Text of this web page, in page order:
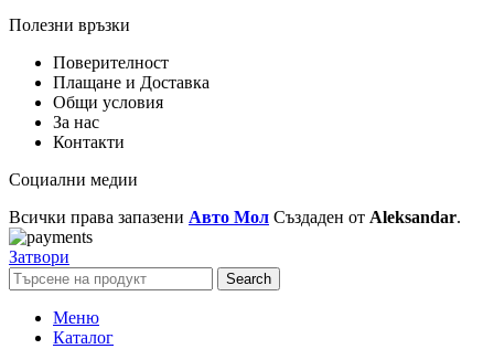
Полезни връзки
Поверителност
Плащане и Доставка
Общи условия
За нас
Контакти
Социални медии
Всички права запазени Авто Мол Създаден от Aleksandar.
Затвори
Search
Меню
Каталог